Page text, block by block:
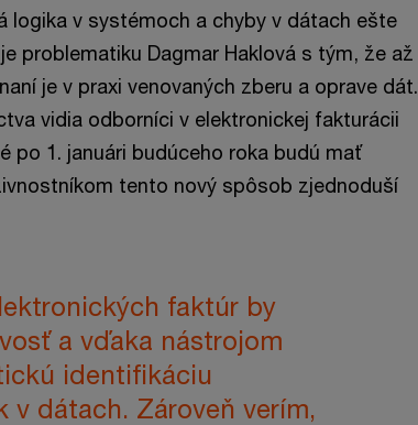
v systémoch a chyby v dátach ešte
problematiku Dagmar Haklová s tým, že až
je v praxi venovaných zberu a oprave dát.
vidia odborníci v elektronickej fakturácii
po 1. januári budúceho roka budú mať
tento nový spôsob zjednoduší
faktúr by
a vďaka nástrojom
identifikáciu
v dátach. Zároveň verím,